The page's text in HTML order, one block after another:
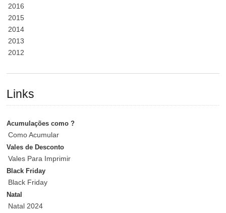
2016
2015
2014
2013
2012
Links
Acumulações como ?
Como Acumular
Vales de Desconto
Vales Para Imprimir
Black Friday
Black Friday
Natal
Natal 2024